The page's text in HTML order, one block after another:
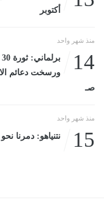
أكتوبر
منذ شهر واحد
14
صـ
منذ شهر واحد
15 نتنياهو: دمرنا نحو 90% من مخزون حزب الله الصاروخى